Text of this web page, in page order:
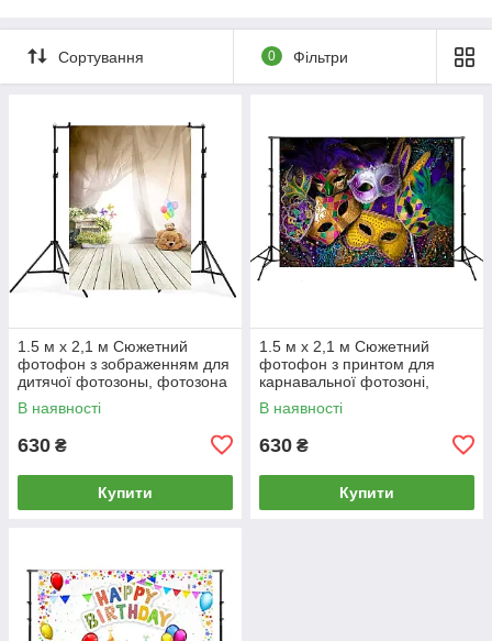
Сортування 0 Фільтри
1.5 м x 2,1 м Сюжетний
фотофон з зображенням для
дитячої фотозоны, фотозона
для дітей, вініл
В наявності
630 ₴
Купити
1.5 м x 2,1 м Сюжетний
фотофон з принтом для
карнавальної фотозоні,
фотозоні на свято, вініл
В наявності
630 ₴
Купити